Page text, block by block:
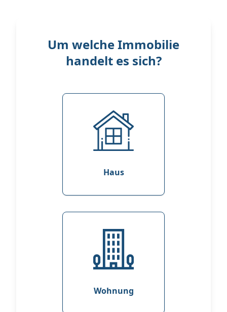
Um welche Immobilie
handelt es sich?
Haus
Wohnung